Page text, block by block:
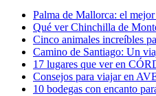
Palma de Mallorca: el
Qué ver Chinchilla de
Cinco animales increíbles
Camino de Santiago: Un
17 lugares que ver en
Consejos para viajar en
10 bodegas con encanto